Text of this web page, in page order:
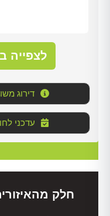
לצפייה
דירוג משוקלל 5 לפי
2026
חלק